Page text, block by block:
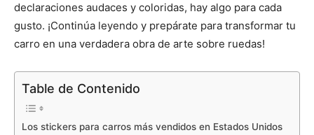
declaraciones audaces y coloridas, hay algo para cada
gusto. ¡Continúa leyendo y prepárate para transformar tu
carro en una verdadera obra de arte sobre ruedas!
Table de Contenido
Los stickers para carros más vendidos en Estados Unidos